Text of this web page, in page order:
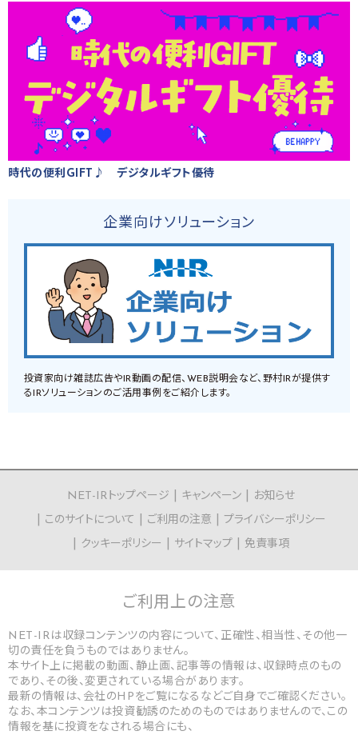
時代の便利GIFT♪ デジタルギフト優待
企業向けソリューション
投資家向け雑誌広告やIR動画の配信、WEB説明会など、野村IRが提供す
るIRソリューションのご活用事例をご紹介します。
NET-IRトップページ キャンペーン
お知らせ
このサイトについて
ご利用の注意
プライバシーポリシー
クッキーポリシー
サイトマップ 免責事項
ご利用上の注意
NET-IRは収録コンテンツの内容について、正確性、相当性、その他一
切の責任を負うものではありません。
本サイト上に掲載の動画、静止画、記事等の情報は、収録時点のもの
であり、その後、変更されている場合があります。
最新の情報は、会社のHPをご覧になるなどご自身でご確認ください。
なお、本コンテンツは投資勧誘のためのものではありませんので、この
情報を基に投資をなされる場合にも、